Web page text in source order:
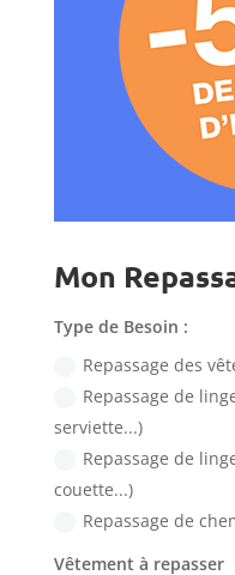
Mon
Type de Besoin :
Repassage des
Repassage de
serviette...)
Repassage de
couette...)
Repassage de
Vêtement à repasser